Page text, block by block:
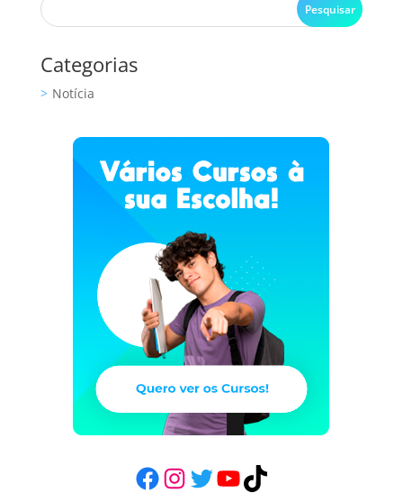
Categorias
Notícia
Facebook
Instagram
Twitter
YouTube
TikTok